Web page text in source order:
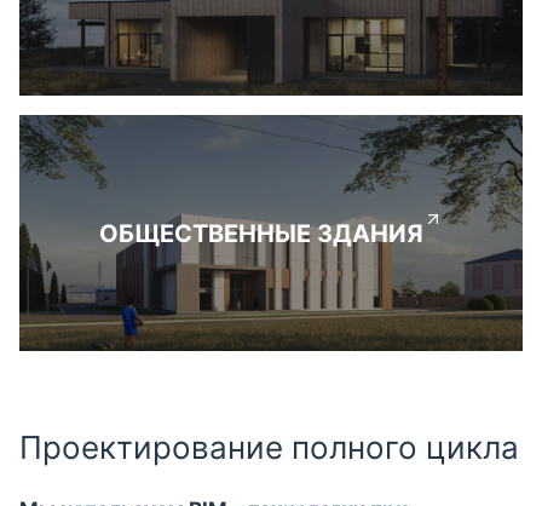
ОБЩЕСТВЕННЫЕ ЗДАНИЯ
Проектирование полного цикла